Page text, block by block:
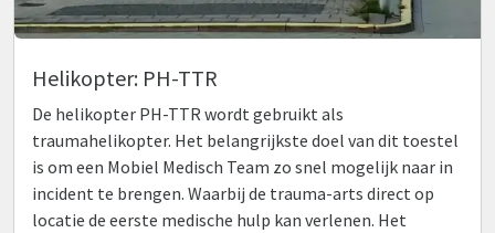
Helikopter: PH-TTR
De helikopter PH-TTR wordt gebruikt als
traumahelikopter. Het belangrijkste doel van dit toestel
is om een Mobiel Medisch Team zo snel mogelijk naar in
incident te brengen. Waarbij de trauma-arts direct op
locatie de eerste medische hulp kan verlenen. Het